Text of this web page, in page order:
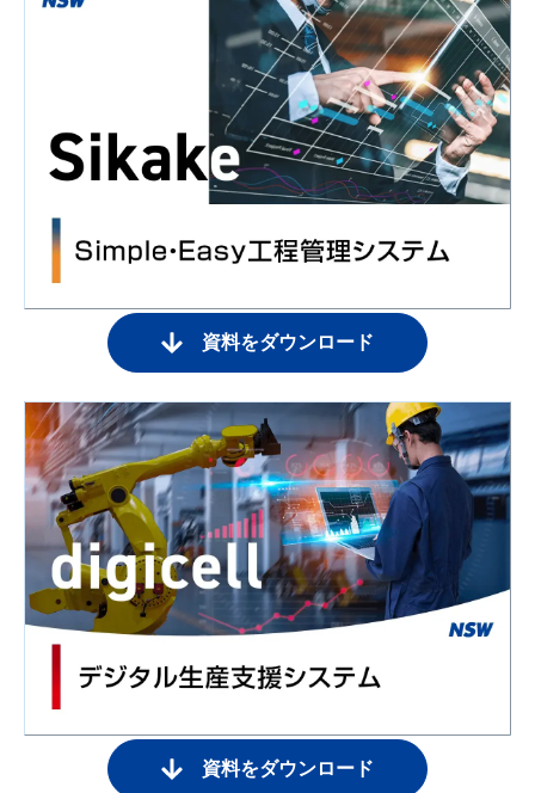
資料をダウンロード
資料をダウンロード